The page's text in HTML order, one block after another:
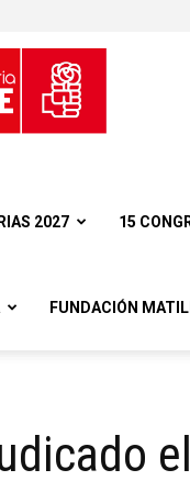
Español
2027 15
FUNDACIÓN